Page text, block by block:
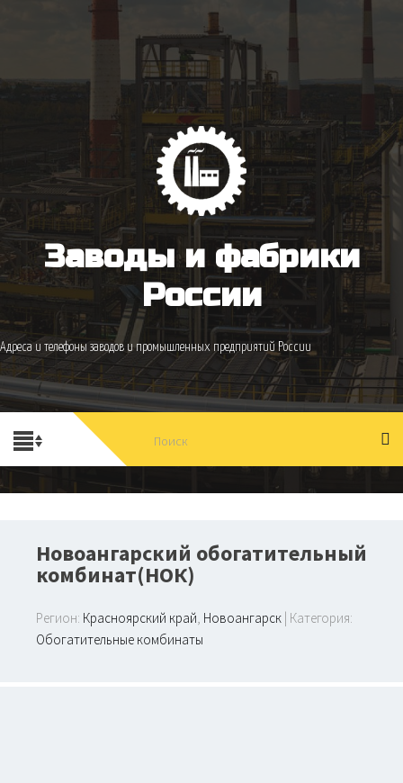
Заводы и фабрики
России
Адреса и телефоны заводов и промышленных предприятий России
Новоангарский обогатительный
комбинат(НОК)
Регион: Красноярский край, Новоангарск | Категория:
Обогатительные комбинаты